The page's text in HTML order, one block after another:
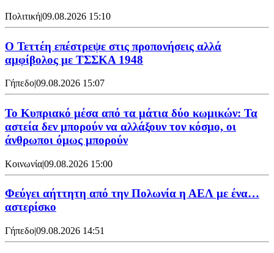
Πολιτική|09.08.2026 15:10
Ο Τεττέη επέστρεψε στις προπονήσεις αλλά
αμφίβολος με ΤΣΣΚΑ 1948
Γήπεδο|09.08.2026 15:07
Το Κυπριακό μέσα από τα μάτια δύο κωμικών: Τα
αστεία δεν μπορούν να αλλάξουν τον κόσμο, οι
άνθρωποι όμως μπορούν
Κοινωνία|09.08.2026 15:00
Φεύγει αήττητη από την Πολωνία η ΑΕΛ με ένα…
αστερίσκο
Γήπεδο|09.08.2026 14:51